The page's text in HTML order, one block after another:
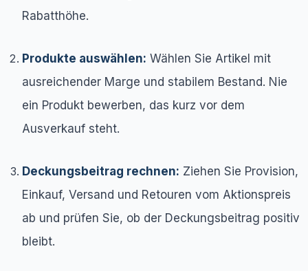
Rabatthöhe.
Produkte auswählen: Wählen Sie Artikel mit
ausreichender Marge und stabilem Bestand. Nie
ein Produkt bewerben, das kurz vor dem
Ausverkauf steht.
Deckungsbeitrag rechnen: Ziehen Sie Provision,
Einkauf, Versand und Retouren vom Aktionspreis
ab und prüfen Sie, ob der Deckungsbeitrag positiv
bleibt.